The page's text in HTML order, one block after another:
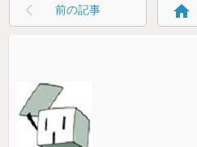
前の記事 home